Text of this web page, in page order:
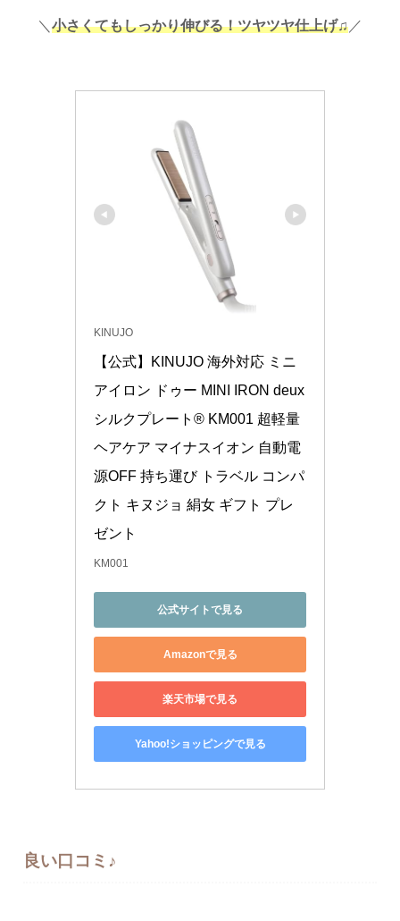
＼ 小さくてもしっかり伸びる！ツヤツヤ仕上げ♫ ／
KINUJO
【公式】KINUJO 海外対応 ミニ
アイロン ドゥー MINI IRON deux
シルクプレート® KM001 超軽量
ヘアケア マイナスイオン 自動電
源OFF 持ち運び トラベル コンパ
クト キヌジョ 絹女 ギフト プレ
ゼント
KM001
公式サイトで見る
Amazonで見る
楽天市場で見る
Yahoo!ショッピングで見る
良い口コミ ♪